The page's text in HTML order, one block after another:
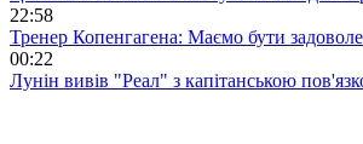
22:58
Тренер Копенгагена: Маємо бути
00:22
Лунін вивів "Реал" з капітанською